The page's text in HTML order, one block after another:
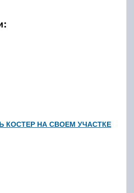
КОСТЕР НА СВОЕМ УЧАСТКЕ